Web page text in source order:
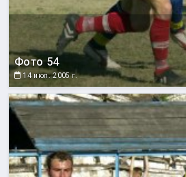
Фото 54
14 июл. 2005 г.